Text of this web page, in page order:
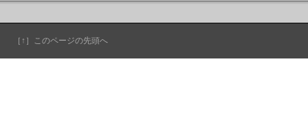
［↑］このページの先頭へ